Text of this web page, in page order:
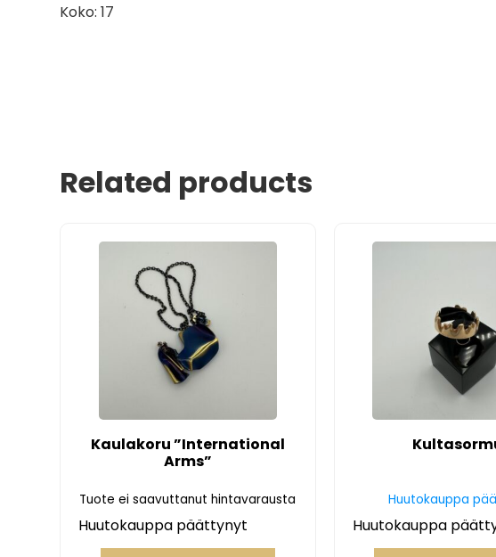
Koko: 17
Related products
Kaulakoru ”International
Arms”
Tuote ei saavuttanut hintavarausta
Huutokauppa päättynyt
Huutokauppa
Huutokauppa